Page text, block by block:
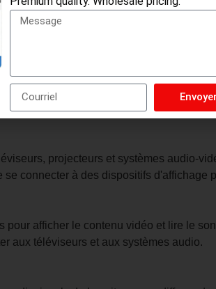
appareils.
conçus pour se brancher sur les
entre les appareils compatibles.
projecteurs et systèmes audio-
connecter à des dispositifs d'affichage
pour afficher le contenu vidéo et lire le
aux téléviseurs et aux systèmes audio.
Envoyer